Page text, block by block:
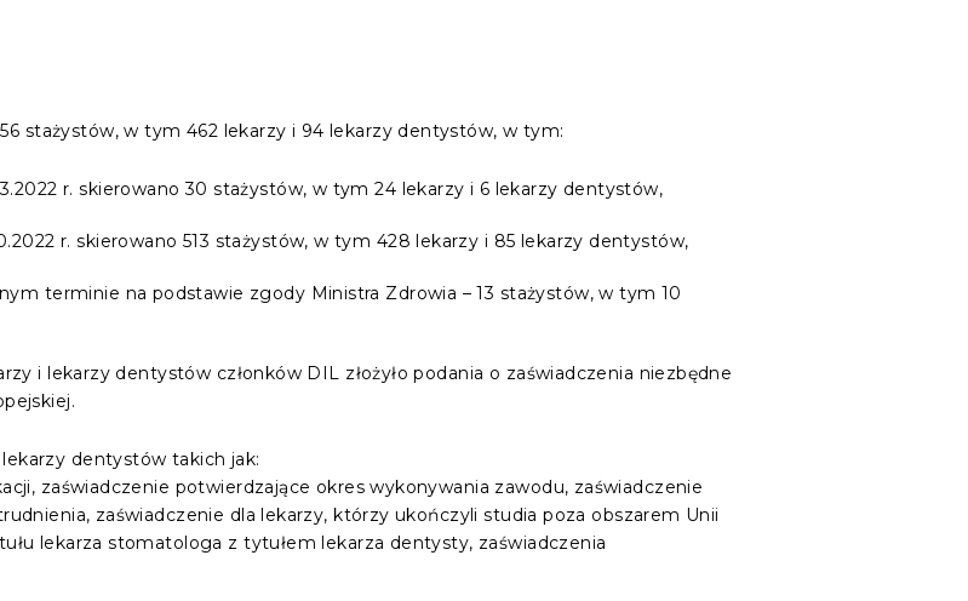
stażystów, w tym 462 lekarzy i 94 lekarzy dentystów, w tym:
r. skierowano 30 stażystów, w tym 24 lekarzy i 6 lekarzy dentystów,
r. skierowano 513 stażystów, w tym 428 lekarzy i 85 lekarzy dentystów,
terminie na podstawie zgody Ministra Zdrowia – 13 stażystów, w tym 10
i lekarzy dentystów członków DIL złożyło podania o zaświadczenia niezbędne
dentystów takich jak:
zaświadczenie potwierdzające okres wykonywania zawodu, zaświadczenie
zaświadczenie dla lekarzy, którzy ukończyli studia poza obszarem Unii
lekarza stomatologa z tytułem lekarza dentysty, zaświadczenia